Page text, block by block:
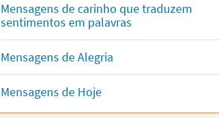
Mensagens de carinho que traduzem
sentimentos em palavras
Mensagens de Alegria
Mensagens de Hoje